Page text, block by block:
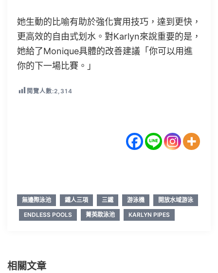
她生動的比喻有助於強化實用技巧，達到更快，
更高效的自由式划水。對Karlyn來說重要的是，
她給了Monique具體的改善建議「你可以用進
你的下一場比賽。」
閱覽人數:2,314
無邊際泳池 鐵人三項 三鐵 游泳機
開放水域游泳
ENDLESS POOLS
菁英款泳池 KARLYN PIPES
相關文章